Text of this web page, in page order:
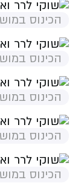
הכינוס
הכינוס
הכינוס
הכינוס
הכינוס